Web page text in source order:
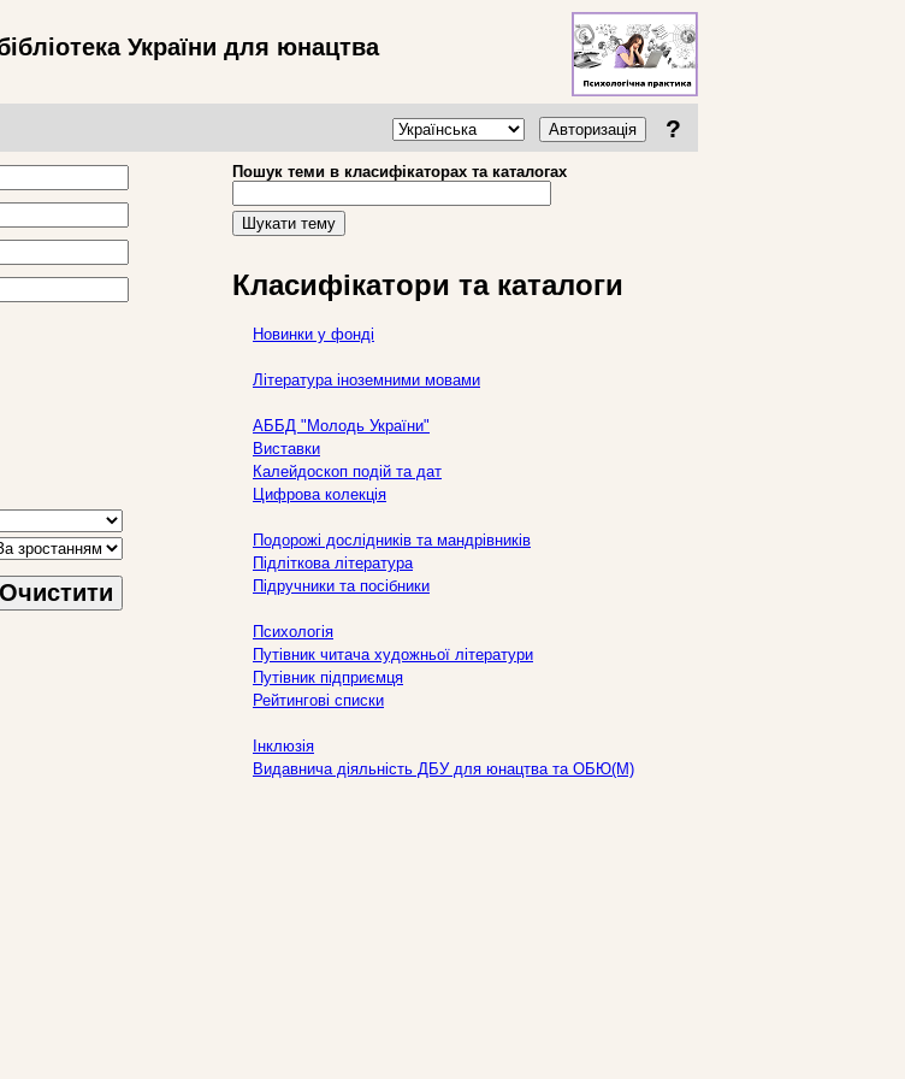
України для юнацтва
Авторизація ?
Очистити
Пошук теми в класифікаторах та каталогах
Шукати тему
Класифікатори та каталоги
Новинки у фонді
Література іноземними мовами
АББД "Молодь України"
Виставки
Калейдоскоп подій та дат
Цифрова колекція
Подорожі дослідників та мандрівників
Підліткова література
Підручники та посібники
Психологія
Путівник читача художньої літератури
Путівник підприємця
Рейтингові списки
Інклюзія
Видавнича діяльність ДБУ для юнацтва та ОБЮ(М)